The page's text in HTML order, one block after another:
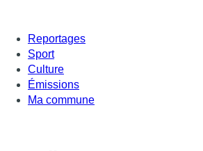
Reportages
Sport
Culture
Émissions
Ma commune